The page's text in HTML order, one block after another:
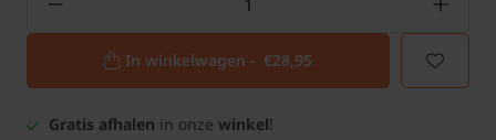
In winkelwagen - €28,95
Gratis afhalen in onze winkel!